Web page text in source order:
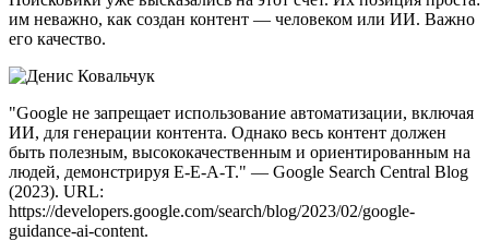
им неважно, как создан контент — человеком или ИИ. Важно
его качество.
"Google не запрещает использование автоматизации, включая
ИИ, для генерации контента. Однако весь контент должен
быть полезным, высококачественным и ориентированным на
людей, демонстрируя E-E-A-T." — Google Search Central Blog
(2023). URL:
https://developers.google.com/search/blog/2023/02/google-
guidance-ai-content.